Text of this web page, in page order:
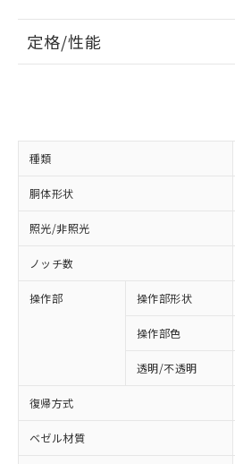
定格/性能
種類
胴体形状
照光/非照光
ノッチ数
操作部 操作部形状
操作部色
透明/不透明
復帰方式
ベゼル材質